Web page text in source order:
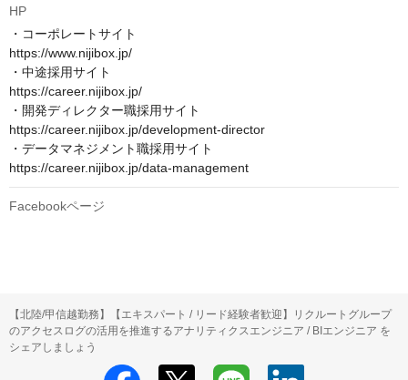
HP
・コーポレートサイト
https://www.nijibox.jp/
・中途採用サイト
https://career.nijibox.jp/
・開発ディレクター職採用サイト
https://career.nijibox.jp/development-director
・データマネジメント職採用サイト
https://career.nijibox.jp/data-management
Facebookページ
【北陸/甲信越勤務】【エキスパート / リード経験者歓迎】リクルートグループ
のアクセスログの活用を推進するアナリティクスエンジニア / BIエンジニア を
シェアしましょう